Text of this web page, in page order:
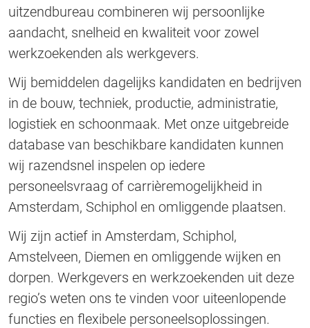
uitzendbureau combineren wij persoonlijke
aandacht, snelheid en kwaliteit voor zowel
werkzoekenden als werkgevers.
Wij bemiddelen dagelijks kandidaten en bedrijven
in de bouw, techniek, productie, administratie,
logistiek en schoonmaak. Met onze uitgebreide
database van beschikbare kandidaten kunnen
wij razendsnel inspelen op iedere
personeelsvraag of carrièremogelijkheid in
Amsterdam, Schiphol en omliggende plaatsen.
Wij zijn actief in Amsterdam, Schiphol,
Amstelveen, Diemen en omliggende wijken en
dorpen. Werkgevers en werkzoekenden uit deze
regio’s weten ons te vinden voor uiteenlopende
functies en flexibele personeelsoplossingen.